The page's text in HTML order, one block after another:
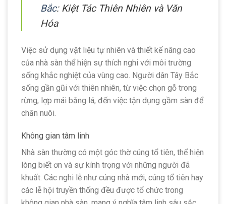
Bắc: Kiệt Tác Thiên Nhiên và Văn
Hóa
Việc sử dụng vật liệu tự nhiên và thiết kế nâng cao
của nhà sàn thể hiện sự thích nghi với môi trường
sống khắc nghiệt của vùng cao. Người dân Tây Bắc
sống gần gũi với thiên nhiên, từ việc chọn gỗ trong
rừng, lợp mái bằng lá, đến việc tận dụng gầm sàn để
chăn nuôi.
Không gian tâm linh
Nhà sàn thường có một góc thờ cúng tổ tiên, thể hiện
lòng biết ơn và sự kính trọng với những người đã
khuất. Các nghi lễ như cúng nhà mới, cúng tổ tiên hay
các lễ hội truyền thống đều được tổ chức trong